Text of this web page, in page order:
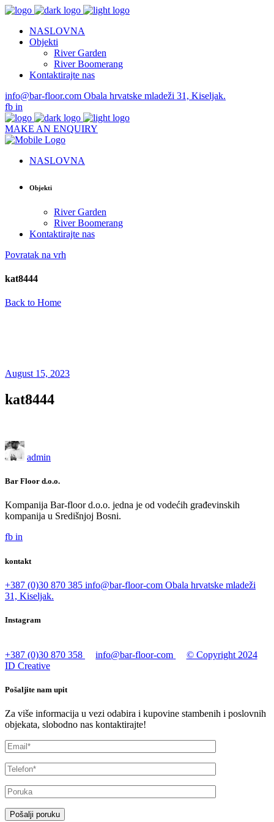
NASLOVNA
Objekti
River Garden
River Boomerang
Kontaktirajte nas
info@bar-floor.com Obala hrvatske mladeži 31, Kiseljak.
fb in
MAKE AN ENQUIRY
NASLOVNA
Objekti
River Garden
River Boomerang
Kontaktirajte nas
Povratak na vrh
kat8444
Back to Home
August 15, 2023
kat8444
admin
Bar Floor d.o.o.
Kompanija Bar-floor d.o.o. jedna je od vodećih građevinskih
kompanija u Središnjoj Bosni.
fb in
kontakt
+387 (0)30 870 385 info@bar-floor-com Obala hrvatske mladeži
31, Kiseljak.
Instagram
+387 (0)30 870 358 info@bar-floor-com
© Copyright 2024
ID Creative
Pošaljite nam upit
Za više informacija u vezi odabira i kupovine stambenih i poslovnih
objekata, slobodno nas kontaktirajte!
Pošalji poruku